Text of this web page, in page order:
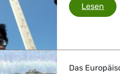
Lesen
Das